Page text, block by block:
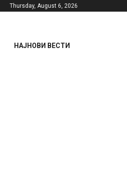
Thursday, August 6, 2026
НАЈНОВИ ВЕСТИ